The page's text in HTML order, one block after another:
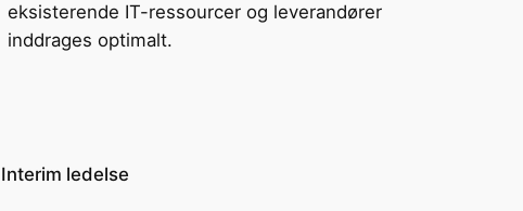
eksisterende IT-ressourcer og leverandører
inddrages optimalt.
Interim ledelse